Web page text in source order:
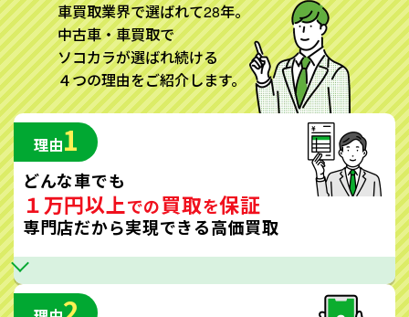
車買取業界で選ばれて28年。
中古車・車買取で
ソコカラが選ばれ続ける
４つの理由をご紹介します。
理由1
どんな車でも
１万円以上での買取を保証
専門店だから実現できる高価買取